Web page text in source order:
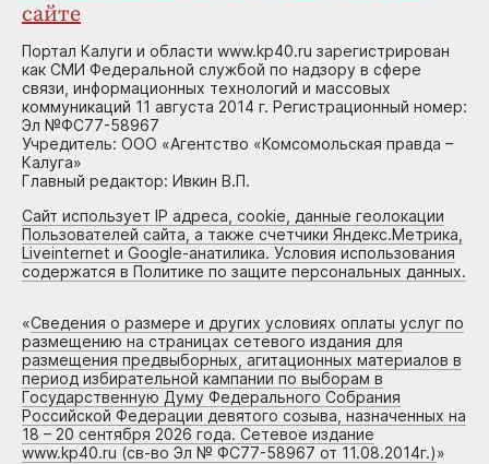
сайте
Портал Калуги и области www.kp40.ru зарегистрирован
как СМИ Федеральной службой по надзору в сфере
связи, информационных технологий и массовых
коммуникаций 11 августа 2014 г. Регистрационный номер:
Эл №ФС77-58967
Учредитель: ООО «Агентство «Комсомольская правда –
Калуга»
Главный редактор: Ивкин В.П.
Сайт использует IP адреса, cookie, данные геолокации
Пользователей сайта, а также счетчики Яндекс.Метрика,
Liveinternet и Google-анатилика. Условия использования
содержатся в Политике по защите персональных данных.
«Сведения о размере и других условиях оплаты услуг по
размещению на страницах сетевого издания для
размещения предвыборных, агитационных материалов в
период избирательной кампании по выборам в
Государственную Думу Федерального Собрания
Российской Федерации девятого созыва, назначенных на
18 – 20 сентября 2026 года. Сетевое издание
www.kp40.ru (св-во Эл № ФС77-58967 от 11.08.2014г.)»